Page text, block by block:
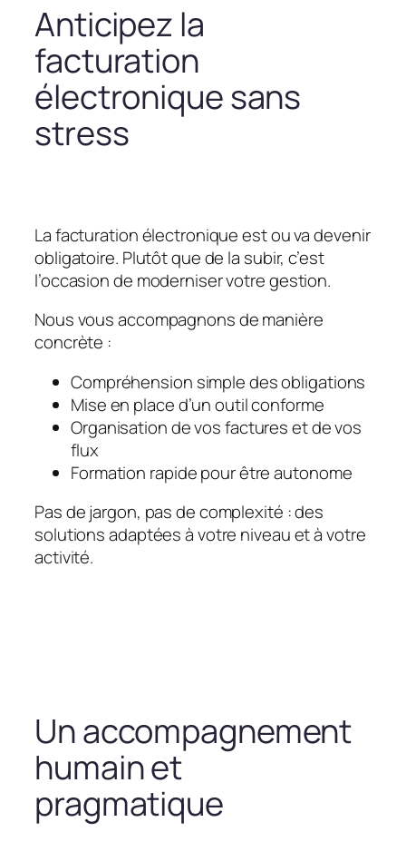
Anticipez la
facturation
électronique sans
stress
La facturation électronique est ou va devenir
obligatoire. Plutôt que de la subir, c’est
l’occasion de moderniser votre gestion.
Nous vous accompagnons de manière
concrète :
Compréhension simple des obligations
Mise en place d’un outil conforme
Organisation de vos factures et de vos
flux
Formation rapide pour être autonome
Pas de jargon, pas de complexité : des
solutions adaptées à votre niveau et à votre
activité.
Un accompagnement
humain et
pragmatique